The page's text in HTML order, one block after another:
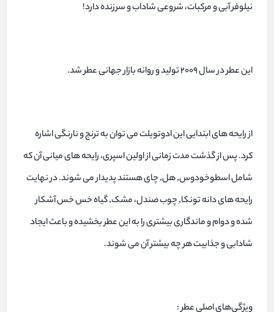
نیلوفر آبی و مرکبات، شروعی شاداب و سرزنده دارد!
این عطر در سال ۲۰۰۹ تولید و روانه بازار جهانی عطر شد.
از رایحه های ابتدایی این ادوتویلت می توان به ترنج و نارنگی اشاره
کرد. پس از گذشت مدت زمانی از اولین اسپری، رایحه های میانی آن که
شامل اسطوخودوس, هل, چای هستند پدیدار می شوند. در نهایت
رایحه های دانه تونکا, چوب صندل، مشک, گیاه خس خس آشکار
شده و دوام و ماندگاری بیشتری را به این عطر بخشیده و باعث ایجاد
شادابی و جذابیت هر چه بیشتر آن می شوند.
ویژگی‌های اصلی عطر :